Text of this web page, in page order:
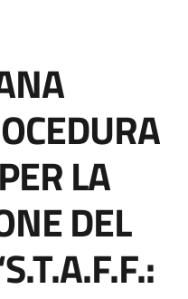
LA
DEL